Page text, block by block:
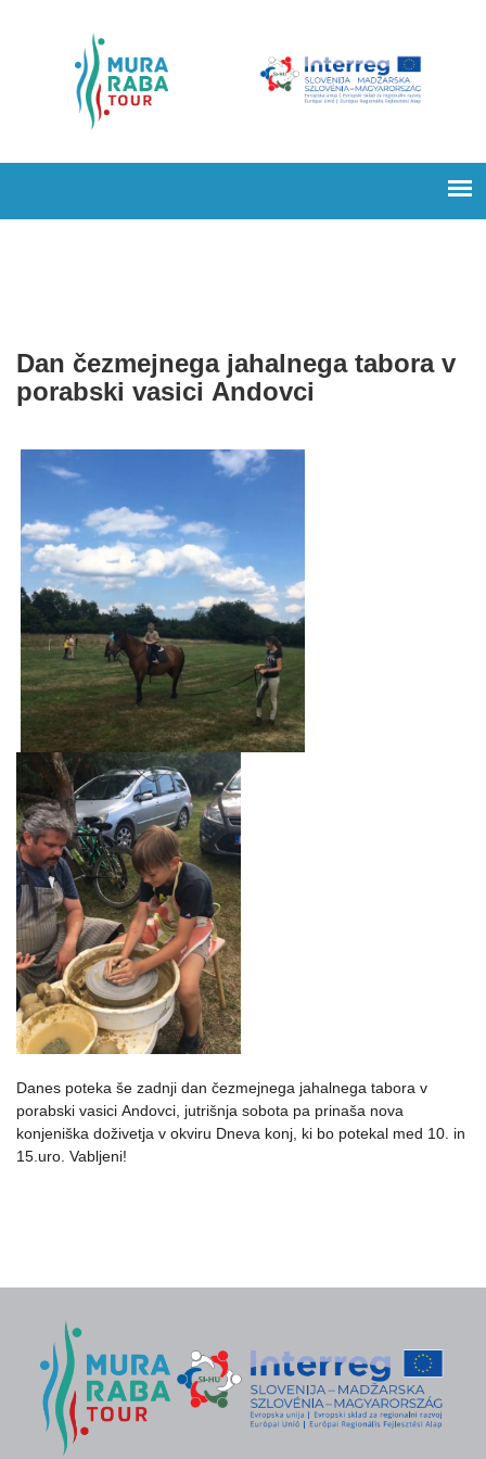
Dan čezmejnega jahalnega tabora v
porabski vasici Andovci
Danes poteka še zadnji dan čezmejnega jahalnega tabora v
porabski vasici Andovci, jutrišnja sobota pa prinaša nova
konjeniška doživetja v okviru Dneva konj, ki bo potekal med 10. in
15.uro. Vabljeni!